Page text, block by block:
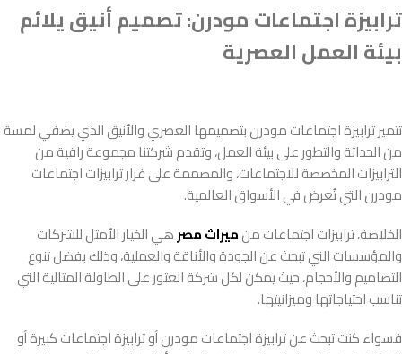
ترابيزة اجتماعات مودرن: تصميم أنيق يلائم
بيئة العمل العصرية
تتميز ترابيزة اجتماعات مودرن بتصميمها العصري والأنيق الذي يضفي لمسة
من الحداثة والتطور على بيئة العمل، وتقدم شركتنا مجموعة راقية من
الترابيزات المخصصة للاجتماعات، والمصممة على غرار ترابيزات اجتماعات
مودرن التي تُعرض في الأسواق العالمية.
الخلاصة، ترابيزات اجتماعات منميراث مصرهي الخيار الأمثل للشركات
والمؤسسات التي تبحث عن الجودة والأناقة والعملية، وذلك بفضل تنوع
التصاميم والأحجام، حيث يمكن لكل شركة العثور على الطاولة المثالية التي
تناسب احتياجاتها وميزانيتها.
فسواء كنت تبحث عن ترابيزة اجتماعات مودرن أو ترابيزة اجتماعات كبيرة أو